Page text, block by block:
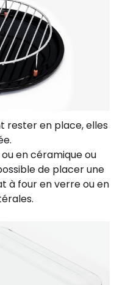
rester en place, elles
en céramique ou
de placer une
à four en verre ou en